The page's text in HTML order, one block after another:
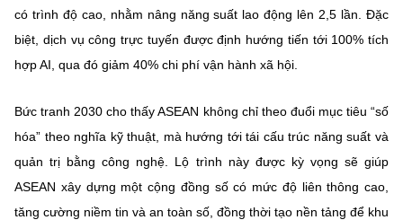
có trình độ cao, nhằm nâng năng suất lao động lên 2,5 lần . Đặc
biệt, dịch vụ công trực tuyến được định hướng tiến tới 100% tích
hợp AI , qua đó giảm 40% chi phí vận hành xã hội
Bức tranh 2030 cho thấy ASEAN không chỉ theo đuổi mục tiêu “số
hóa” theo nghĩa kỹ thuật, mà hướng tớitái cấu trúc năng suất và
quản trị bằng công nghệ . Lộ trình này được kỳ vọng sẽ giúp
ASEAN xây dựng một cộng đồng số có mức độ liên thông cao,
tăng cường niềm tin và an toàn số, đồng thời tạo nền tảng để khu